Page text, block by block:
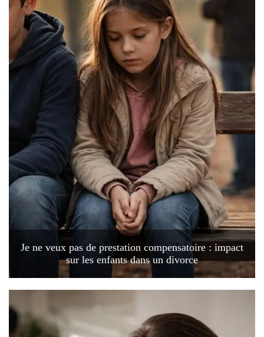
Je ne veux pas de prestation compensatoire : impact
sur les enfants dans un divorce